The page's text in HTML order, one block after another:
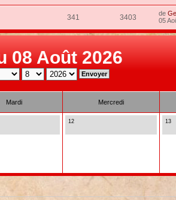
341 3403 de
05
08 Août 2026
Mardi Mercredi
12 13